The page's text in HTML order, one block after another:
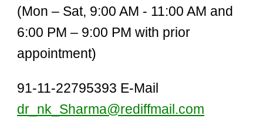
(Mon – Sat, 9:00 AM - 11:00 AM and
6:00 PM – 9:00 PM with prior
appointment)
91-11-22795393 E-Mail
dr_nk_Sharma@rediffmail.com